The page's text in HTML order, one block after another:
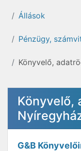
Állások
Pénzügy,
Könyvelő,
Könyvelő,
G&B